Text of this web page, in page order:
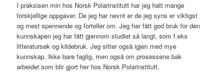
I praksisen min hos Norsk Polarinstitutt har jeg hatt mange
forskjellige oppgaver. De jeg har nevnt er de jeg syns er viktigst
og mest spennende og forteller om. Jeg har fått god bruk for den
kunnskapen jeg har fått gjennom studiet så langt, som f.eks
litteratursøk og kildebruk. Jeg sitter også igjen med mye
kunnskap. Ikke bare faglig, men også om prosessene bak
arbeidet som blir gjort her hos Norsk Polarinstitutt.